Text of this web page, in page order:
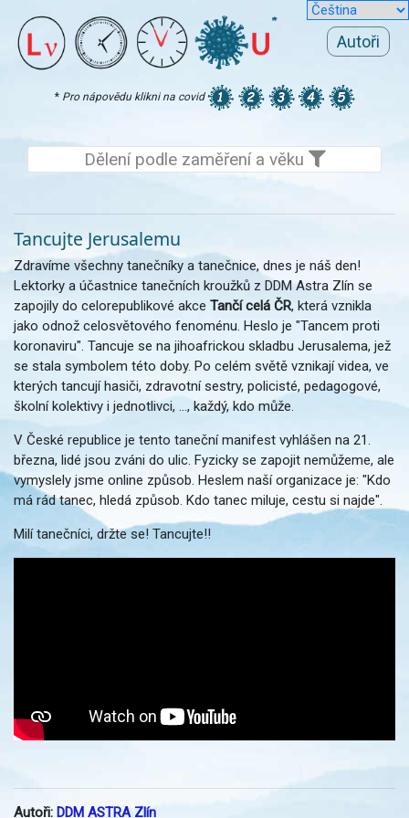
Autoři
* Pro nápovědu klikni na covid
Dělení podle zaměření a věku
Tancujte Jerusalemu
Zdravíme všechny tanečníky a tanečnice, dnes je náš den!
Lektorky a účastnice tanečních kroužků z DDM Astra Zlín se
zapojily do celorepublikové akce Tančí celá ČR, která vznikla
jako odnož celosvětového fenoménu. Heslo je "Tancem proti
koronaviru". Tancuje se na jihoafrickou skladbu Jerusalema, jež
se stala symbolem této doby. Po celém světě vznikají videa, ve
kterých tancují hasiči, zdravotní sestry, policisté, pedagogové,
školní kolektivy i jednotlivci, ..., každý, kdo může.
V České republice je tento taneční manifest vyhlášen na 21.
března, lidé jsou zváni do ulic. Fyzicky se zapojit nemůžeme, ale
vymyslely jsme online způsob. Heslem naší organizace je: "Kdo
má rád tanec, hledá způsob. Kdo tanec miluje, cestu si najde".
Milí tanečníci, držte se! Tancujte!!
Autoři: DDM ASTRA Zlín